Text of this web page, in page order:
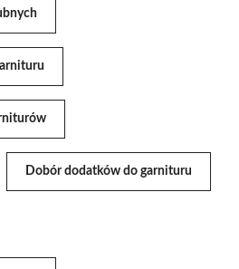
Dobór dodatków do garnituru